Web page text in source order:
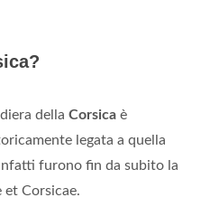
della Corsica è
legata a quella
furono fin da subito la
et Corsicae.